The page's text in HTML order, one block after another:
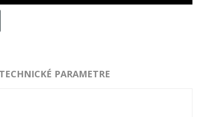
TECHNICKÉ PARAMETRE